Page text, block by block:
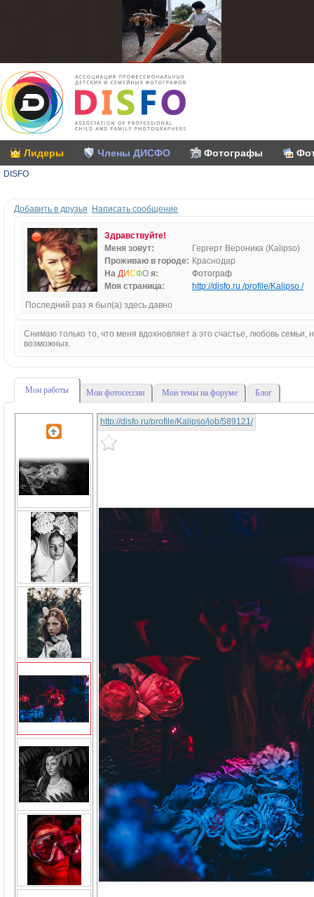
Лидеры Члены ДИСФО Фотографы
DISFO
Добавить в друзья Написать сообщение
Здравствуйте!
Меня зовут:
Гергерт Вероника (Kalipso)
Проживаю в городе: Краснодар
На ДИСФО я:
Фотограф
Моя страница:
http://disfo.ru /profile/Kalipso /
Последний раз я был(а) здесь давно
Снимаю только то, что меня вдохновляет а это счастье, любовь
возможных.
Мои работы Мои фотосессии Мои темы на форуме Блог
http://disfo.ru/profile/Kalipso/job/589121/